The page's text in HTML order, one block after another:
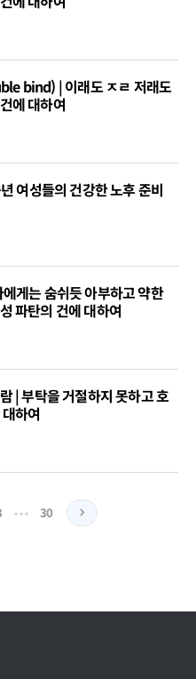
bind) | 이래도 ㅈㄹ 저래도
에 대하여
여성들의 건강한 노후 준비
게는 숨쉬듯 아부하고 약한
파탄의 건에 대하여
| 부탁을 거절하지 못하고 호
하여
… 30